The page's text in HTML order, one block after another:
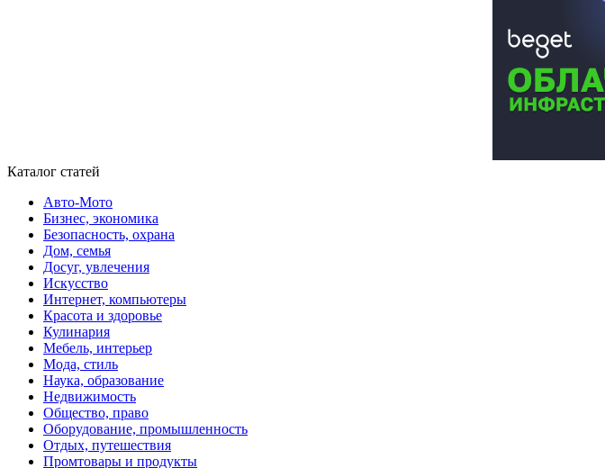
Каталог статей
Авто-Мото
Бизнес, экономика
Безопасность, охрана
Дом, семья
Досуг, увлечения
Искусство
Интернет, компьютеры
Красота и здоровье
Кулинария
Мебель, интерьер
Мода, стиль
Наука, образование
Недвижимость
Общество, право
Оборудование, промышленность
Отдых, путешествия
Промтовары и продукты